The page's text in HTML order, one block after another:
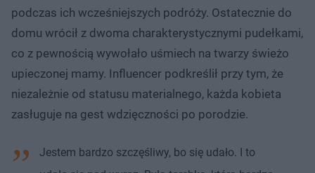
podczas ich wcześniejszych podróży. Ostatecznie do
domu wrócił z dwoma charakterystycznymi pudełkami,
co z pewnością wywołało uśmiech na twarzy świeżo
upieczonej mamy. Influencer podkreślił przy tym, że
niezależnie od statusu materialnego, każda kobieta
zasługuje na gest wdzięczności po porodzie.
Jestem bardzo szczęśliwy, bo się udało. I to